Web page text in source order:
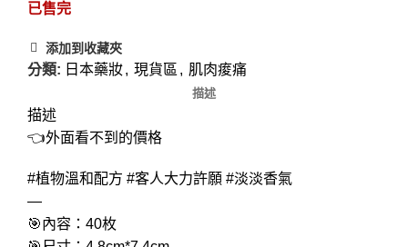
已售完
添加到收藏夾
分類: 日本藥妝, 現貨區 , 肌肉痠痛
描述
描述
👈外面看不到的價格
#植物溫和配方 #客人大力許願 #淡淡香氣
—
🎯內容：40枚